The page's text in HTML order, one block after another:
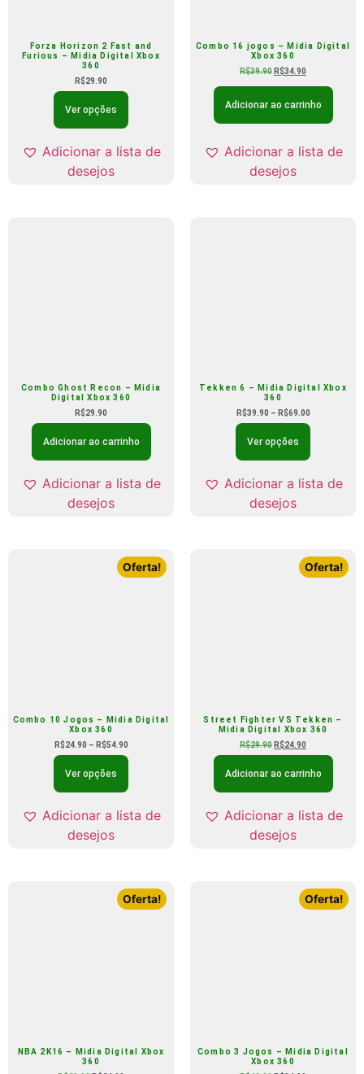
Forza Horizon 2 Fast and
Furious – Midia Digital Xbox
360
R$29.90
Ver opções
Adicionar a lista de
desejos
Combo 16 jogos – Midia Digital
Xbox 360
R$39.90 R$34.90
Adicionar ao carrinho
Adicionar a lista de
desejos
Combo Ghost Recon – Midia
Digital Xbox 360
R$29.90
Adicionar ao carrinho
Adicionar a lista de
desejos
Tekken 6 – Midia Digital Xbox
360
R$39.90 – R$69.00
Ver opções
Adicionar a lista de
desejos
Oferta!
Combo 10 Jogos – Midia Digital
Xbox 360
R$24.90 – R$54.90
Ver opções
Adicionar a lista de
desejos
Oferta!
Street Fighter VS Tekken –
Midia Digital Xbox 360
R$29.90 R$24.90
Adicionar ao carrinho
Adicionar a lista de
desejos
Oferta!
NBA 2K16 – Midia Digital Xbox
360
Oferta!
Combo 3 Jogos – Midia Digital
Xbox 360